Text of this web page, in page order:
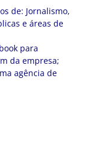
de: Jornalismo,
e áreas de
para
da empresa;
agência de